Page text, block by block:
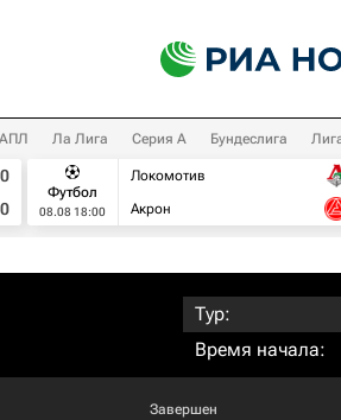
АПЛ Ла Лига Серия А Бундеслига
0
0
Футбол
08.08 18:00
Локомотив
Акрон
Тур:
Время начала:
Завершен